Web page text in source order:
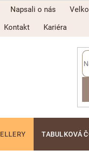
Napsali o nás
Kontakt Kariéra
TABULKOVÁ